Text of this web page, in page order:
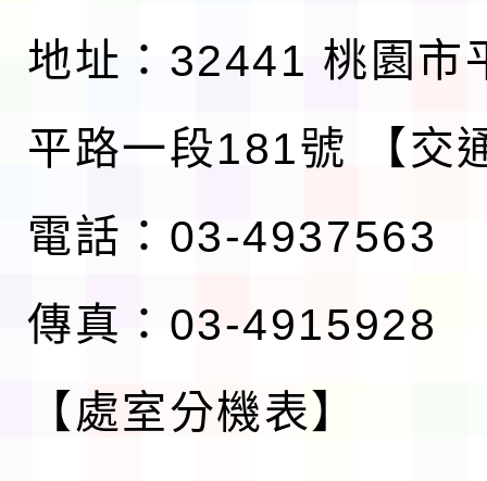
地址：32441 桃園市
平路一段181號
【交
電話：03-4937563
傳真：03-4915928
【處室分機表】